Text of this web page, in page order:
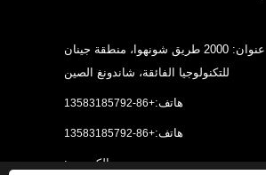
عنوان: 2000 طريق شونهوا، منطقة جينان
للتكنولوجيا الفائقة، شاندونغ الصين
هاتف:+86-13583185792
هاتف:+86-13583185792
بريد إلكتروني: